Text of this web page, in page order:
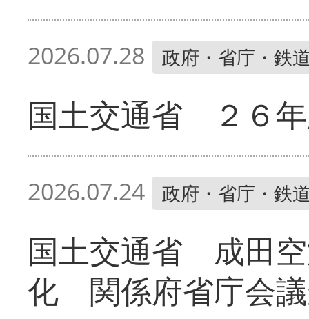
2026.07.28 政府・省庁・鉄
国土交通省 ２６
2026.07.24 政府・省庁・鉄
国土交通省 成田
化 関係府省庁会